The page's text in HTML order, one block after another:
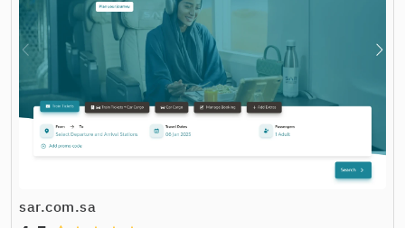
sar.com.sa